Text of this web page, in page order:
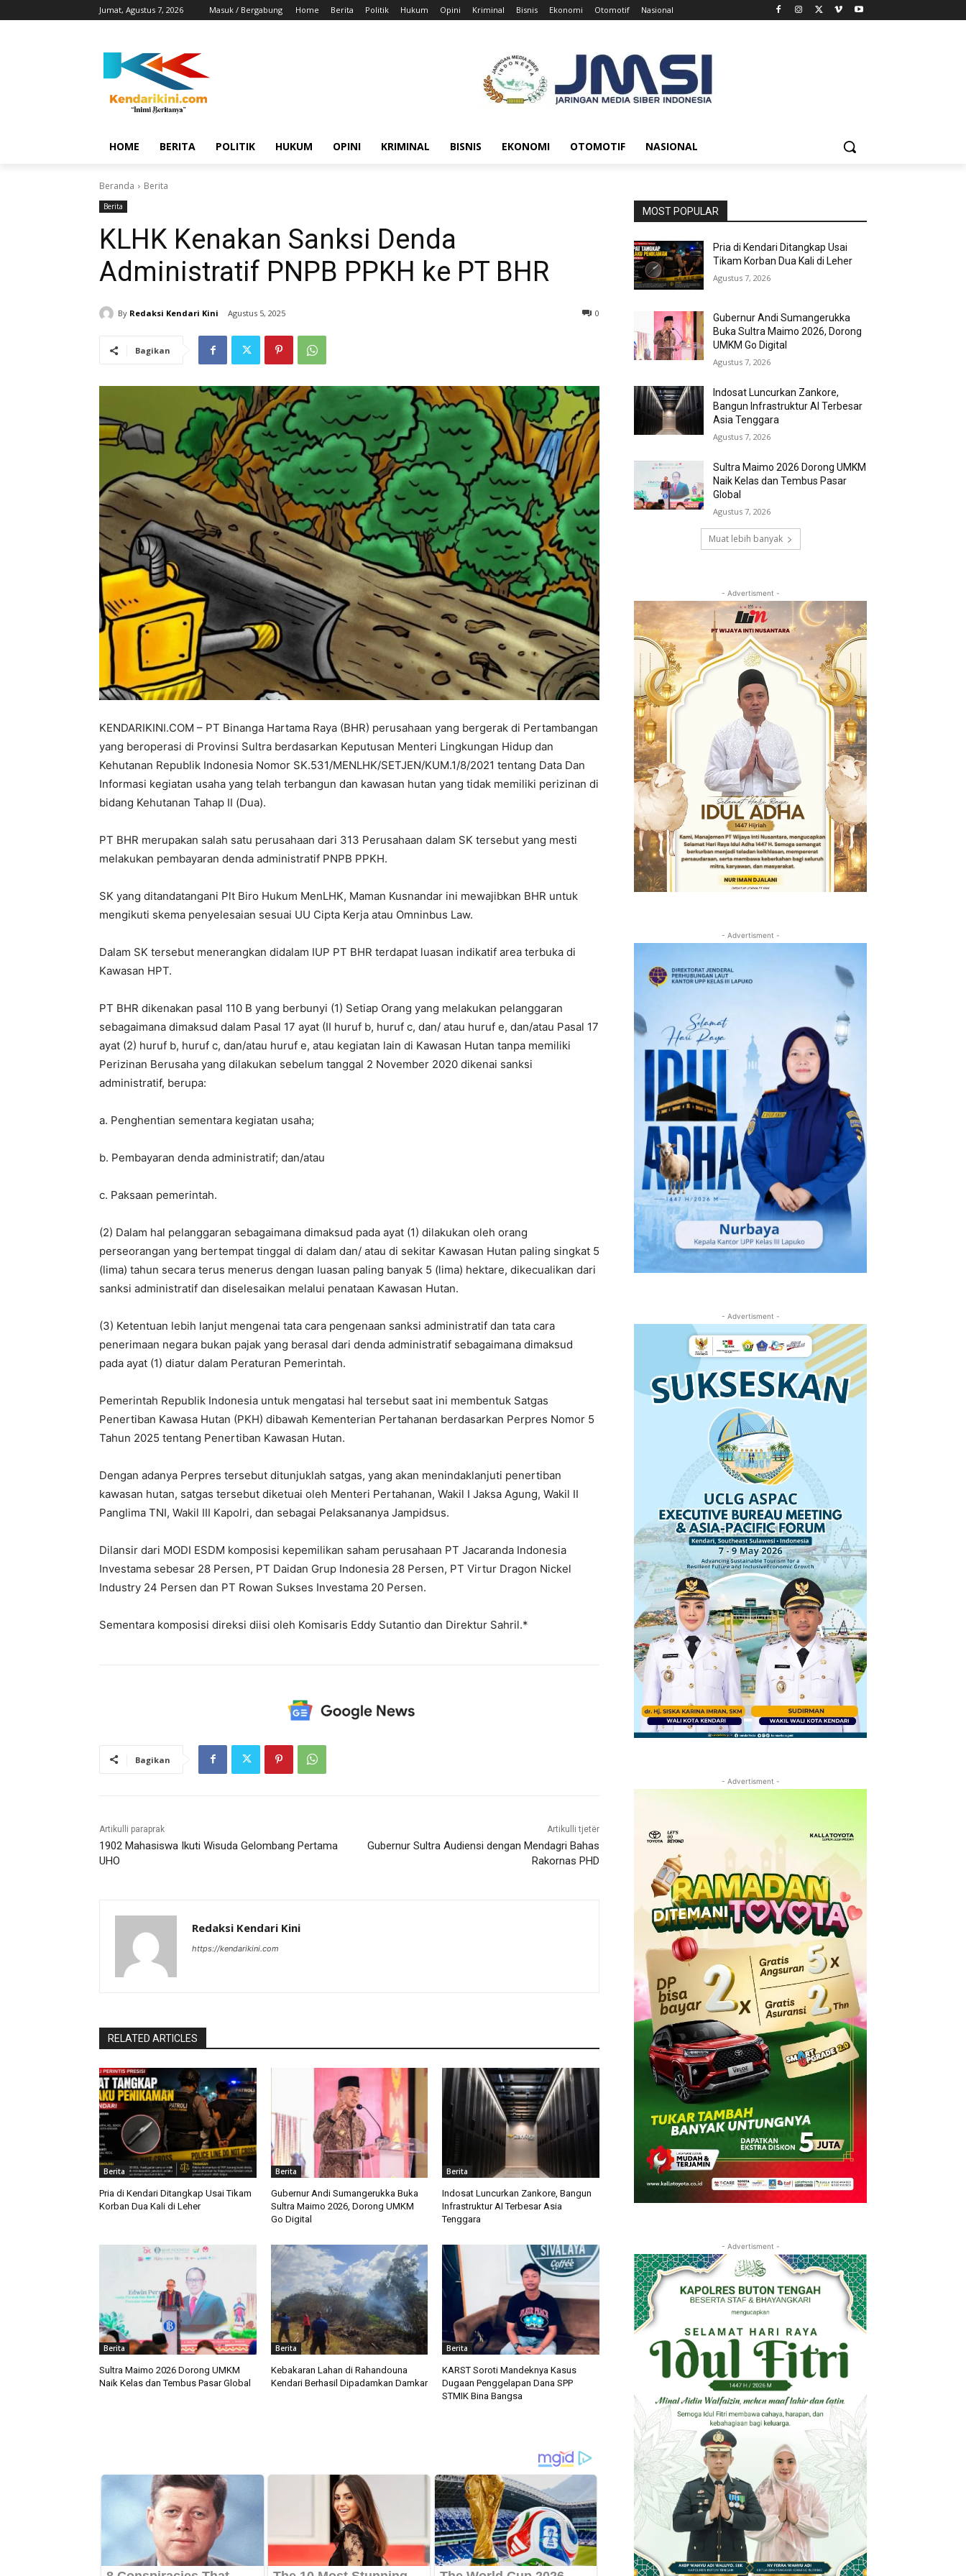
Jumat, Agustus 7, 2026 Masuk / Bergabung Home Berita Politik Hukum Opini Kriminal Bisnis Ekonomi Otomotif Nasional
HOME BERITA POLITIK HUKUM OPINI KRIMINAL BISNIS EKONOMI OTOMOTIF NASIONAL
Beranda Berita
Berita
KLHK Kenakan Sanksi Denda
Administratif PNPB PPKH ke PT BHR
By Redaksi Kendari Kini Agustus 5, 2025 0
Bagikan
KENDARIKINI.COM – PT Binanga Hartama Raya (BHR) perusahaan yang bergerak di Pertambangan
yang beroperasi di Provinsi Sultra berdasarkan Keputusan Menteri Lingkungan Hidup dan
Kehutanan Republik Indonesia Nomor SK.531/MENLHK/SETJEN/KUM.1/8/2021 tentang Data Dan
Informasi kegiatan usaha yang telah terbangun dan kawasan hutan yang tidak memiliki perizinan di
bidang Kehutanan Tahap II (Dua).
PT BHR merupakan salah satu perusahaan dari 313 Perusahaan dalam SK tersebut yang mesti
melakukan pembayaran denda administratif PNPB PPKH.
SK yang ditandatangani Plt Biro Hukum MenLHK, Maman Kusnandar ini mewajibkan BHR untuk
mengikuti skema penyelesaian sesuai UU Cipta Kerja atau Omninbus Law.
Dalam SK tersebut menerangkan didalam IUP PT BHR terdapat luasan indikatif area terbuka di
Kawasan HPT.
PT BHR dikenakan pasal 110 B yang berbunyi (1) Setiap Orang yang melakukan pelanggaran
sebagaimana dimaksud dalam Pasal 17 ayat (II huruf b, huruf c, dan/ atau huruf e, dan/atau Pasal 17
ayat (2) huruf b, huruf c, dan/atau huruf e, atau kegiatan lain di Kawasan Hutan tanpa memiliki
Perizinan Berusaha yang dilakukan sebelum tanggal 2 November 2020 dikenai sanksi
administratif, berupa:
a. Penghentian sementara kegiatan usaha;
b. Pembayaran denda administratif; dan/atau
c. Paksaan pemerintah.
(2) Dalam hal pelanggaran sebagaimana dimaksud pada ayat (1) dilakukan oleh orang
perseorangan yang bertempat tinggal di dalam dan/ atau di sekitar Kawasan Hutan paling singkat 5
(lima) tahun secara terus menerus dengan luasan paling banyak 5 (lima) hektare, dikecualikan dari
sanksi administratif dan diselesaikan melalui penataan Kawasan Hutan.
(3) Ketentuan lebih lanjut mengenai tata cara pengenaan sanksi administratif dan tata cara
penerimaan negara bukan pajak yang berasal dari denda administratif sebagaimana dimaksud
pada ayat (1) diatur dalam Peraturan Pemerintah.
Pemerintah Republik Indonesia untuk mengatasi hal tersebut saat ini membentuk Satgas
Penertiban Kawasa Hutan (PKH) dibawah Kementerian Pertahanan berdasarkan Perpres Nomor 5
Tahun 2025 tentang Penertiban Kawasan Hutan.
Dengan adanya Perpres tersebut ditunjuklah satgas, yang akan menindaklanjuti penertiban
kawasan hutan, satgas tersebut diketuai oleh Menteri Pertahanan, Wakil I Jaksa Agung, Wakil II
Panglima TNI, Wakil III Kapolri, dan sebagai Pelaksananya Jampidsus.
Dilansir dari MODI ESDM komposisi kepemilikan saham perusahaan PT Jacaranda Indonesia
Investama sebesar 28 Persen, PT Daidan Grup Indonesia 28 Persen, PT Virtur Dragon Nickel
Industry 24 Persen dan PT Rowan Sukses Investama 20 Persen.
Sementara komposisi direksi diisi oleh Komisaris Eddy Sutantio dan Direktur Sahril.*
Bagikan
Artikulli paraprak
1902 Mahasiswa Ikuti Wisuda Gelombang Pertama
UHO
Artikulli tjetër
Gubernur Sultra Audiensi dengan Mendagri Bahas
Rakornas PHD
Redaksi Kendari Kini
https://kendarikini.com
RELATED ARTICLES
Berita
Pria di Kendari Ditangkap Usai Tikam
Korban Dua Kali di Leher
Berita
Gubernur Andi Sumangerukka Buka
Sultra Maimo 2026, Dorong UMKM
Go Digital
Berita
Indosat Luncurkan Zankore, Bangun
Infrastruktur AI Terbesar Asia
Tenggara
Berita
Sultra Maimo 2026 Dorong UMKM
Naik Kelas dan Tembus Pasar Global
Berita
Kebakaran Lahan di Rahandouna
Kendari Berhasil Dipadamkan Damkar
Berita
KARST Soroti Mandeknya Kasus
Dugaan Penggelapan Dana SPP
STMIK Bina Bangsa
MOST POPULAR
Pria di Kendari Ditangkap Usai
Tikam Korban Dua Kali di Leher
Agustus 7, 2026
Gubernur Andi Sumangerukka
Buka Sultra Maimo 2026, Dorong
UMKM Go Digital
Agustus 7, 2026
Indosat Luncurkan Zankore,
Bangun Infrastruktur AI Terbesar
Asia Tenggara
Agustus 7, 2026
Sultra Maimo 2026 Dorong UMKM
Naik Kelas dan Tembus Pasar
Global
Agustus 7, 2026
Muat lebih banyak
- Advertisment -
- Advertisment -
- Advertisment -
- Advertisment -
- Advertisment -